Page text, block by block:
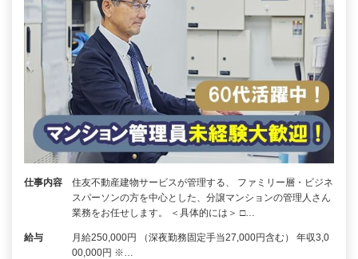
仕事内容
住友不動産建物サービスが管理する、 ファミリー層・ビジネ
スパーソンの方を中心とした、分譲マンションの管理人さん
業務をお任せします。 ＜具体的には＞ □…
給与
月給250,000円 （深夜勤務固定手当27,000円含む） 年収3,0
00,000円 ※…